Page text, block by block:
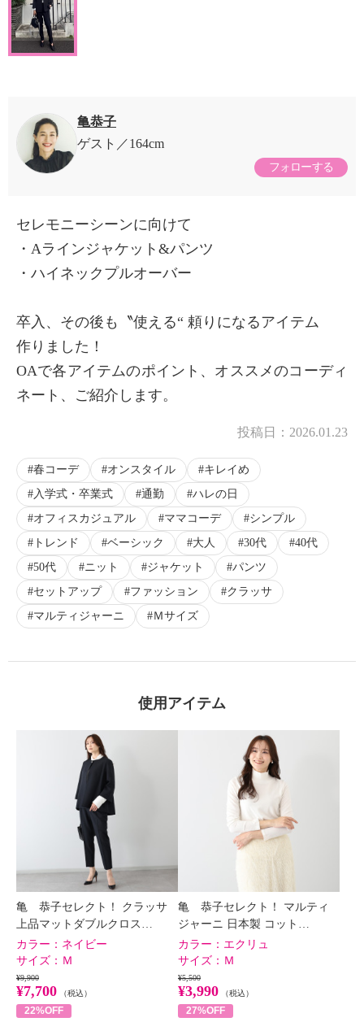
亀恭子
ゲスト
164cm
フォローする
セレモニーシーンに向けて
・Aラインジャケット&パンツ
・ハイネックプルオーバー
卒入、その後も〝使える“ 頼りになるアイテム
作りました！
OAで各アイテムのポイント、オススメのコーディ
ネート、ご紹介します。
投稿日： 2026.01.23
春コーデ オンスタイル
キレイめ
入学式・卒業式
通勤
ハレの日
オフィスカジュアル
ママコーデ
シンプル
トレンド
ベーシック 大人 30代
40代
50代
ニット ジャケット
パンツ
セットアップ
ファッション
クラッサ
マルティジャーニ
Ｍサイズ
使用アイテム
亀 恭子セレクト！ クラッサ
上品マットダブルクロス…
カラー： ネイビー
サイズ： Ｍ
¥9,900
¥7,700 （税込）
22%OFF
亀 恭子セレクト！ マルティ
ジャーニ 日本製 コット…
カラー： エクリュ
サイズ： Ｍ
¥5,500
¥3,990 （税込）
27%OFF